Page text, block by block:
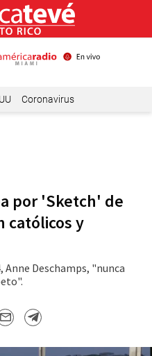
Coronavirus
por 'Sketch' de
católicos y
Anne Deschamps, "nunca